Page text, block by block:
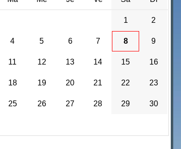
1 2
4 5 6 7 8 9
11 12 13 14 15 16
18 19 20 21 22 23
25 26 27 28 29 30